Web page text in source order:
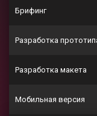
Брифинг
Разработка
Разработка макета
Мобильная версия